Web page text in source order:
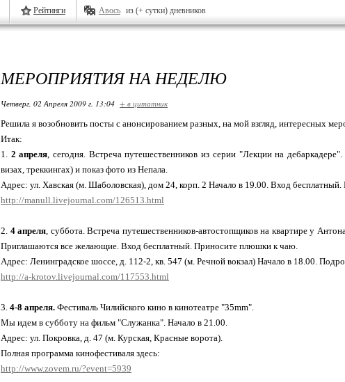
Рейтинги Авось из (+ сутки) дневников
МЕРОПРИЯТИЯ НА НЕДЕЛЮ
Четверг, 02 Апреля 2009 г. 13:04 + в цитатник
Решила я возобновить посты с анонсированием разных, на мой взгляд, интересных
Итак:
1. 2 апреля, сегодня. Встреча путешественников из серии "Лекции на
визах, треккингах) и показ фото из Непала.
Адрес: ул. Хавская (м. Шаболовская), дом 24, корп. 2 Начало в 19.00. Вход
http://manull.livejournal.com/126513.html
2. 4 апреля, суббота. Встреча путешественников-автостопщиков на квартире у
Приглашаются все желающие. Вход бесплатный. Приносите плюшки к чаю.
Адрес: Ленинградское шоссе, д. 112-2, кв. 547 (м. Речной вокзал) Начало в 18.00.
http://a-krotov.livejournal.com/117553.html
3. 4-8 апреля. Фестиваль Чилийского кино в кинотеатре "35mm".
Мы идем в субботу на фильм "Служанка". Начало в 21.00.
Адрес: ул. Покровка, д. 47 (м. Курская, Красные ворота).
Полная программа кинофестиваля здесь:
http://www.zovem.ru/?event=5939